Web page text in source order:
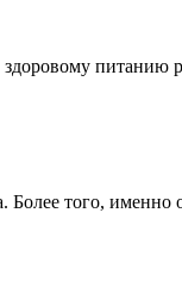
питанию
того, именно